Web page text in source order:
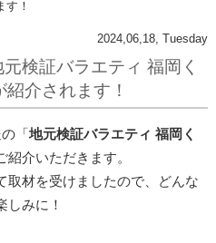
す！
2024,06,18, Tuesday
検証バラエティ 福岡く
介されます！
「 地元検証バラエティ 福岡く
紹介いただきます。
取材を受けましたので、どんな
しみに！